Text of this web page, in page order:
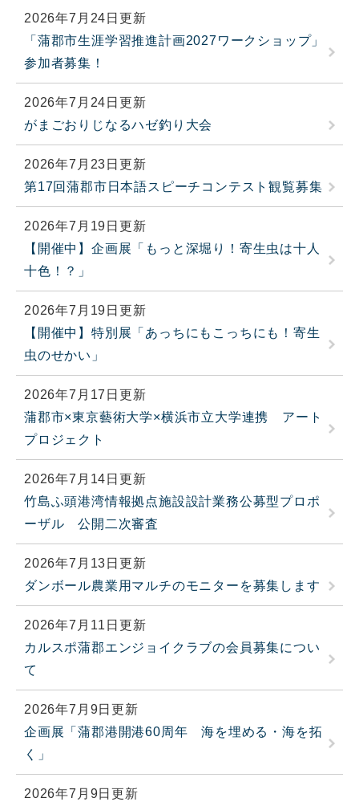
2026年7月24日更新
「蒲郡市生涯学習推進計画2027ワークショップ」
参加者募集！
2026年7月24日更新
がまごおりじなるハゼ釣り大会
2026年7月23日更新
第17回蒲郡市日本語スピーチコンテスト観覧募集
2026年7月19日更新
【開催中】企画展「もっと深堀り！寄生虫は十人
十色！？」
2026年7月19日更新
【開催中】特別展「あっちにもこっちにも！寄生
虫のせかい」
2026年7月17日更新
蒲郡市×東京藝術大学×横浜市立大学連携 アート
プロジェクト
2026年7月14日更新
竹島ふ頭港湾情報拠点施設設計業務公募型プロポ
ーザル 公開二次審査
2026年7月13日更新
ダンボール農業用マルチのモニターを募集します
2026年7月11日更新
カルスポ蒲郡エンジョイクラブの会員募集につい
て
2026年7月9日更新
企画展「蒲郡港開港60周年 海を埋める・海を拓
く」
2026年7月9日更新